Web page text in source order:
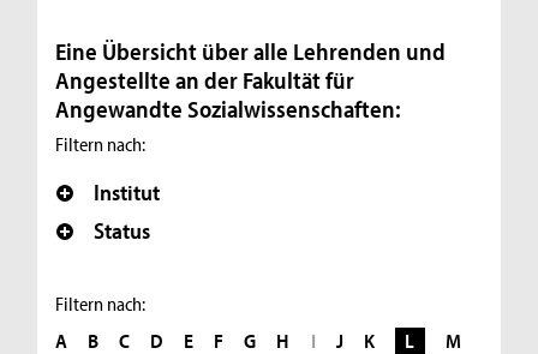
Eine Übersicht über alle Lehrenden und
Angestellte an der Fakultät für
Angewandte Sozialwissenschaften:
Filtern nach:
Institut
Status
Filtern nach:
A B C D E F G H I J K L
M